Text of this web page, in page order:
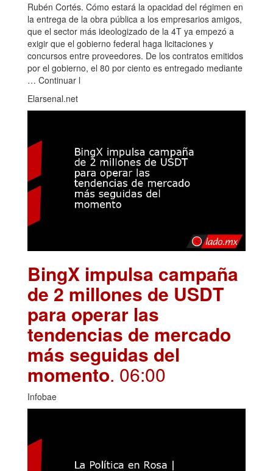
Rubén Cortés. Cómo estará la opacidad del régimen en
la entrega de la obra pública a los empresarios amigos,
que el sector más ideologizado de la 4T ya empezó a
exigir que el gobierno federal haga licitaciones y
concursos entre proveedores. De los contratos emitidos
por el gobierno, el 80 por ciento es entregado mediante
… Continuar l
Elarsenal.net
BingX impulsa campaña
de 2 millones de USDT
para operar las
tendencias de mercado
más seguidas del
momento. 06:00
Infobae